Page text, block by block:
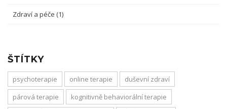
Zdraví a péče (1)
ŠTÍTKY
psychoterapie online terapie
duševní zdraví
párová terapie
kognitivně behaviorální terapie